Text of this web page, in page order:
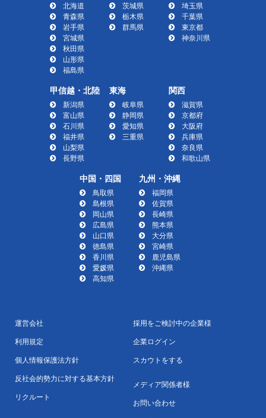
北海道
青森県
岩手県
宮城県
秋田県
山形県
福島県
茨城県
栃木県
群馬県
埼玉県
千葉県
東京都
神奈川県
甲信越・北陸
新潟県
富山県
石川県
福井県
山梨県
長野県
東海
岐阜県
静岡県
愛知県
三重県
関西
滋賀県
京都府
大阪府
兵庫県
奈良県
和歌山県
中国・四国
鳥取県
島根県
岡山県
広島県
山口県
徳島県
香川県
愛媛県
高知県
九州・沖縄
福岡県
佐賀県
長崎県
熊本県
大分県
宮崎県
鹿児島県
沖縄県
運営会社
利用規定
個人情報保護法方針
反社会的勢力に対する基本方針
リクルート
採用をご検討中の企業様
企業ログイン
スカウトをする
メディア関係者様
お問い合わせ